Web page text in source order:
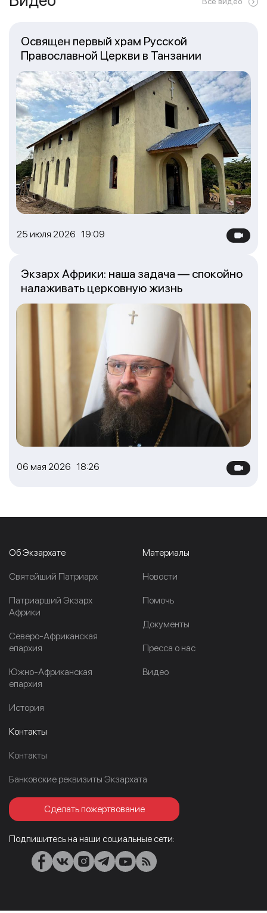
25 июля 2026 19:09
Освящен первый храм Русской
Православной Церкви в Танзании
06 мая 2026 18:26
Экзарх Африки: наша задача — спокойно
налаживать церковную жизнь
Об Экзархате
Cвятейший Патриарх
Патриарший Экзарх
Африки
Северо-Африканская
епархия
Южно-Африканская
епархия
История
Материалы
Новости
Помочь
Документы
Пресса о нас
Видео
Контакты
Контакты
Банковские реквизиты Экзархата
Сделать пожертвование
Подпишитесь на наши социальные сети: